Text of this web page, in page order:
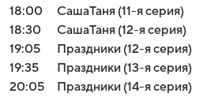
18:00
СашаТаня (11-я серия)
18:30
СашаТаня (12-я серия)
19:05
Праздники (12-я серия)
19:35
Праздники (13-я серия)
20:05
Праздники (14-я серия)